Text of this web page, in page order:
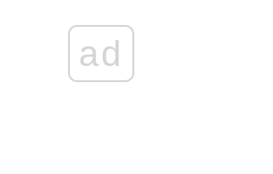
ad